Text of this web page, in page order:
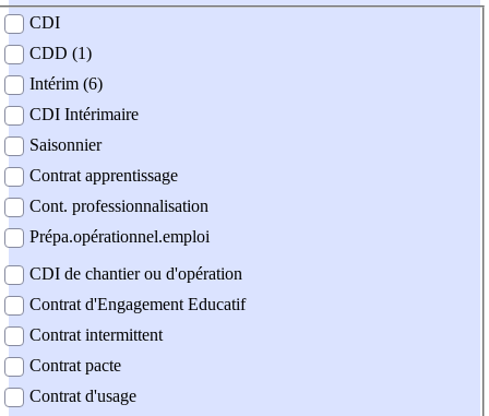
contrat
CDI
CDD (1)
Intérim (6)
CDI Intérimaire
Saisonnier
Contrat apprentissage
Cont. professionnalisation
Prépa.opérationnel.emploi
CDI de chantier ou d'opération
Contrat d'Engagement Educatif
Contrat intermittent
Contrat pacte
Contrat d'usage